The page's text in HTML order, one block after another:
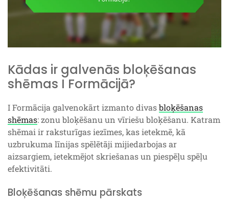
Kādas ir galvenās bloķēšanas
shēmas I Formācijā?
I Formācija galvenokārt izmanto divasbloķēšanas
shēmas: zonu bloķēšanu un vīriešu bloķēšanu. Katram
shēmai ir raksturīgas iezīmes, kas ietekmē, kā
uzbrukuma līnijas spēlētāji mijiedarbojas ar
aizsargiem, ietekmējot skriešanas un piespēļu spēļu
efektivitāti.
Bloķēšanas shēmu pārskats